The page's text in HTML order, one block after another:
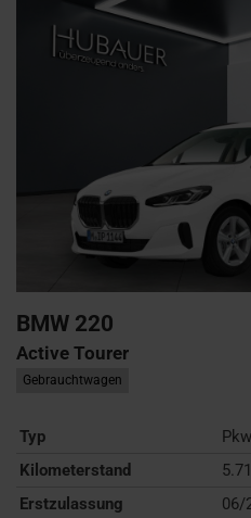
BMW 220
Active Tourer
Gebrauchtwagen
Typ
Pkw
Kilometerstand
Erstzulassung
06/